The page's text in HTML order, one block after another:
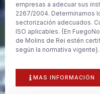
empresas a adecuar sus
2267/2004. Determinamos
sectorización adecuados.
ISO aplicables. {En
de Molins de Rei estén
según la normativa vigente}.
MAS INFORMACIÓN